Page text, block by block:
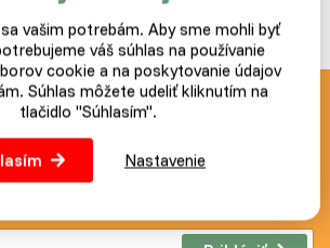
a akcie zasielame
zdarma
vašim potrebám. Aby sme mohli byť
váš súhlas na používanie
cookie a na poskytovanie údajov
Súhlas môžete udeliť kliknutím na
tlačidlo "Súhlasím".
Nastavenie